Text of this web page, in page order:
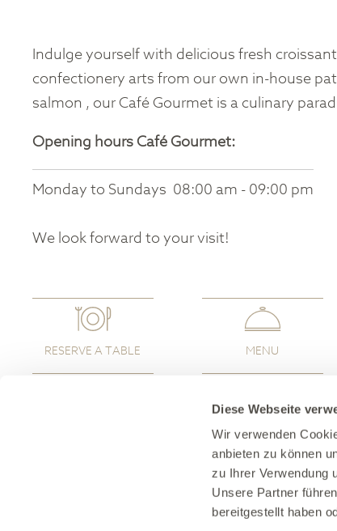
Diese Webseite
Wir verwenden
anbieten zu können
zu Ihrer Verwendung
Unsere Partner
bereitgestellt haben
Indulge yourself with delicious fresh
confectionery arts from our own in-house
salmon , our Café Gourmet is a culinary
Opening hours Café Gourmet:
Monday to Sundays 08:00 am - 09:00 pm
We look forward to your visit!
RESERVE A TABLE MENU